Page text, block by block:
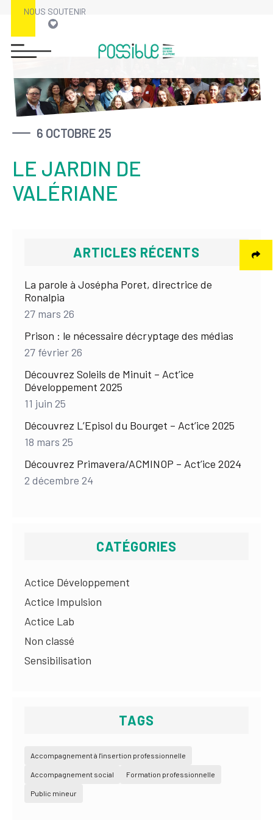
Skip
content
NOUS SOUTENIR
6 OCTOBRE 25
LE JARDIN DE
VALÉRIANE
ARTICLES RÉCENTS
La parole à Josépha Poret, directrice de
Ronalpia
27 mars 26
Prison : le nécessaire décryptage des médias
27 février 26
Découvrez Soleils de Minuit – Act’ice
Développement 2025
11 juin 25
Découvrez L’Episol du Bourget – Act’ice 2025
18 mars 25
Découvrez Primavera/ACMINOP – Act’ice 2024
2 décembre 24
CATÉGORIES
Actice Développement
Actice Impulsion
Actice Lab
Non classé
Sensibilisation
TAGS
Accompagnement à l'insertion professionnelle
Accompagnement social Formation professionnelle
Public mineur